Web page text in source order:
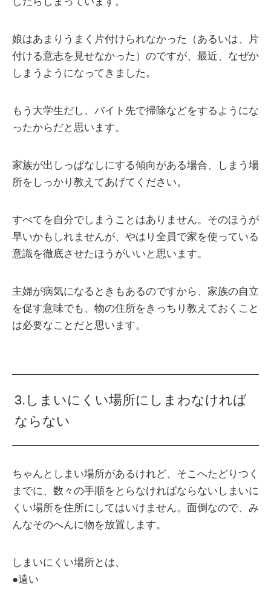
娘はあまりうまく片付けられなかった（あるいは、片
付ける意志を見せなかった）のですが、最近、なぜか
しまうようになってきました。
もう大学生だし、バイト先で掃除などをするようにな
ったからだと思います。
家族が出しっぱなしにする傾向がある場合、しまう場
所をしっかり教えてあげてください。
すべてを自分でしまうことはありません。そのほうが
早いかもしれませんが、やはり全員で家を使っている
意識を徹底させたほうがいいと思います。
主婦が病気になるときもあるのですから、家族の自立
を促す意味でも、物の住所をきっちり教えておくこと
は必要なことだと思います。
3.しまいにくい場所にしまわなければ
ならない
ちゃんとしまい場所があるけれど、そこへたどりつく
までに、数々の手順をとらなければならないしまいに
くい場所を住所にしてはいけません。面倒なので、み
んなそのへんに物を放置します。
しまいにくい場所とは、
●遠い